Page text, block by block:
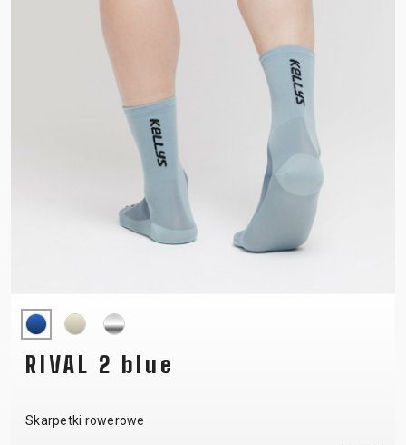
RIVAL 2 blue
Skarpetki rowerowe